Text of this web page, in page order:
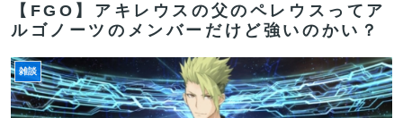
【FGO】絆16のメリットが全然出てこないけど、普通に
石がハチャメチャに貰えるとかそんな感じ？
【画像】咲-Saki-、もうめちゃくちゃ
【FGO】邪馬台国の魔王。卑弥呼の強化つよい…デスチ
【FGO】アキレウスの父のペレウスってア
ルゴノーツのメンバーだけど強いのかい？
雑談